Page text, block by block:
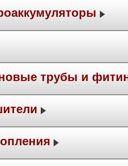
трубы и